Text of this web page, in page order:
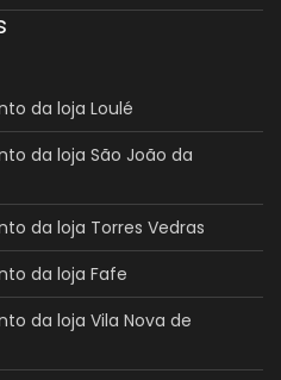
da loja Loulé
da loja São João da
da loja Torres Vedras
da loja Fafe
da loja Vila Nova de